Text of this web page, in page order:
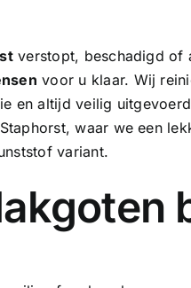
verstopt, beschadigd of
voor u klaar. Wij
en altijd veilig
waar we een
variant.